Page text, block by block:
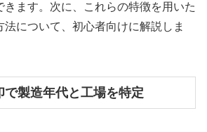
きます。次に、これらの特徴を用いた
について、初心者向けに解説しま
で製造年代と工場を特定